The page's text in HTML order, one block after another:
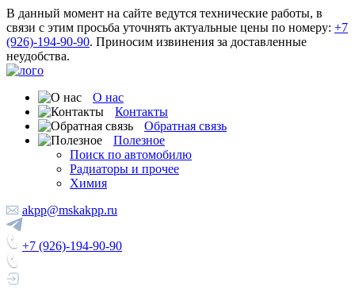
В данный момент на сайте ведутся технические работы, в
связи с этим просьба уточнять актуальные цены по номеру: +7
(926)-194-90-90. Приносим извинения за доставленные
неудобства.
О нас
Контакты
Обратная связь
Полезное
Поиск по автомобилю
Радиаторы и прочее
Химия
akpp@mskakpp.ru
+7 (926)-194-90-90